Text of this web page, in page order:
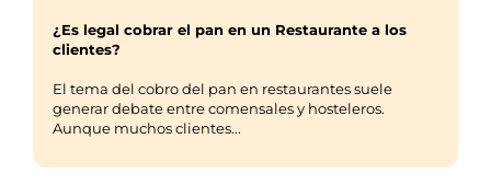
¿Es legal cobrar el pan en un Restaurante a los
clientes?
El tema del cobro del pan en restaurantes suele
generar debate entre comensales y hosteleros.
Aunque muchos clientes...